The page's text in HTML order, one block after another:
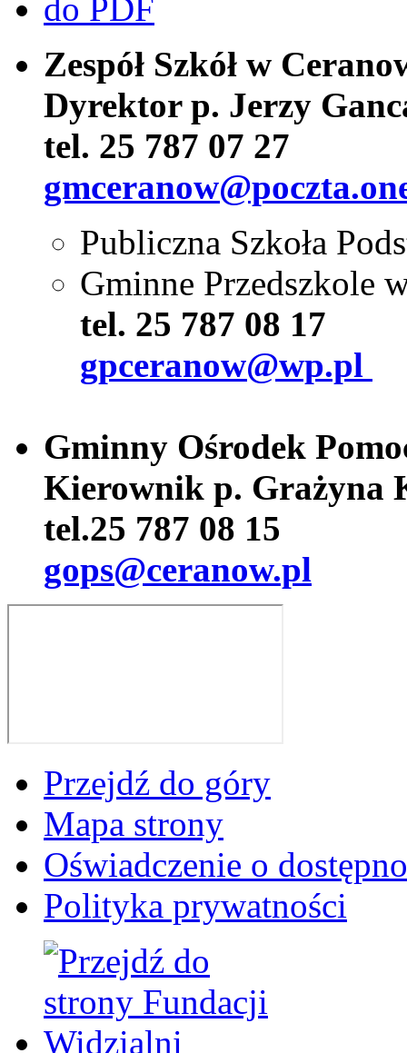
Zespół Szkół w
Dyrektor p. Jerzy
tel. 25 787 07 27
Publiczna Szkoła
Gminne Przedszkole
tel. 25 787 08 17
gpceranow@wp.pl
Gminny Ośrodek
Kierownik p. Grażyna
tel.25 787 08 15
gops@ceranow.pl
Przejdź do góry
Mapa strony
Oświadczenie o
Polityka prywatności